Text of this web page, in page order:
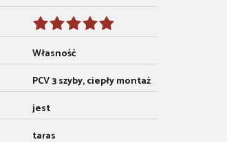
Własność
PCV 3 szyby, ciepły montaż
jest
taras